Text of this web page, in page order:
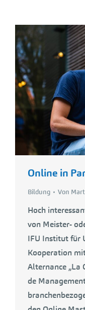
Online in
Bildung Von
Hoch
von Meister-
IFU Institut für
Kooperation
Alternance „La
de